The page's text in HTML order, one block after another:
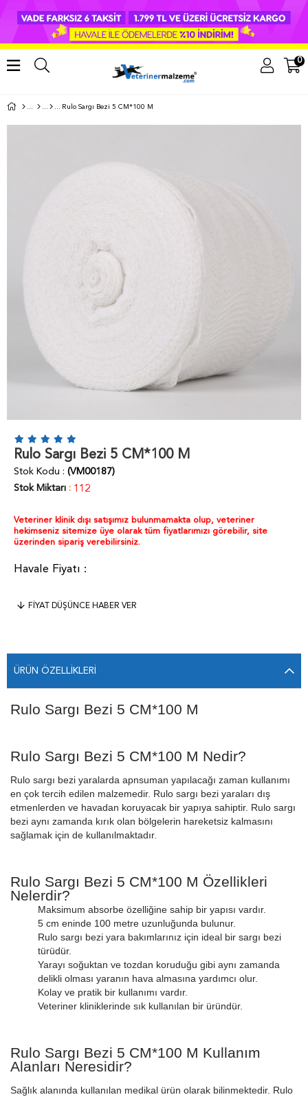
0
Rulo Sargı Bezi 5 CM*100 M
Rulo Sargı Bezi 5 CM*100 M
Stok Kodu
(VM00187)
Stok Miktarı : 112
Veteriner klinik dışı satışımız bulunmamakta olup, veteriner
hekimseniz sitemize üye olarak tüm fiyatlarımızı görebilir, site
üzerinden sipariş verebilirsiniz.
FIYAT DÜŞÜNCE HABER VER
ÜRÜN ÖZELLIKLERI
Rulo Sargı Bezi 5 CM*100 M
Rulo Sargı Bezi 5 CM*100 M Nedir?
Rulo sargı bezi yaralarda apnsuman yapılacağı zaman kullanımı
en çok tercih edilen malzemedir. Rulo sargı bezi yaraları dış
etmenlerden ve havadan koruyacak bir yapıya sahiptir. Rulo sargı
bezi aynı zamanda kırık olan bölgelerin hareketsiz kalmasını
sağlamak için de kullanılmaktadır.
Rulo Sargı Bezi 5 CM*100 M Özellikleri
Nelerdir?
Maksimum absorbe özelliğine sahip bir yapısı vardır.
5 cm eninde 100 metre uzunluğunda bulunur.
Rulo sargı bezi yara bakımlarınız için ideal bir sargı bezi
türüdür.
Yarayı soğuktan ve tozdan koruduğu gibi aynı zamanda
delikli olması yaranın hava almasına yardımcı olur.
Kolay ve pratik bir kullanımı vardır.
Veteriner kliniklerinde sık kullanılan bir üründür.
Rulo Sargı Bezi 5 CM*100 M Kullanım
Alanları Neresidir?
Sağlık alanında kullanılan medikal ürün olarak bilinmektedir. Rulo